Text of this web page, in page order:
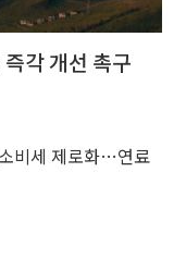
각 개선 촉구
비세 제로화…연료